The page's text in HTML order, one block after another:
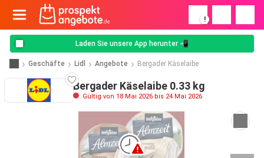
!
Laden Sie unsere App herunter 📲
Geschäfte Lidl Angebote Bergader Käselaibe
Bergader Käselaibe 0.33 kg
Gültig von 18 Mai 2026 bis 24 Mai 2026